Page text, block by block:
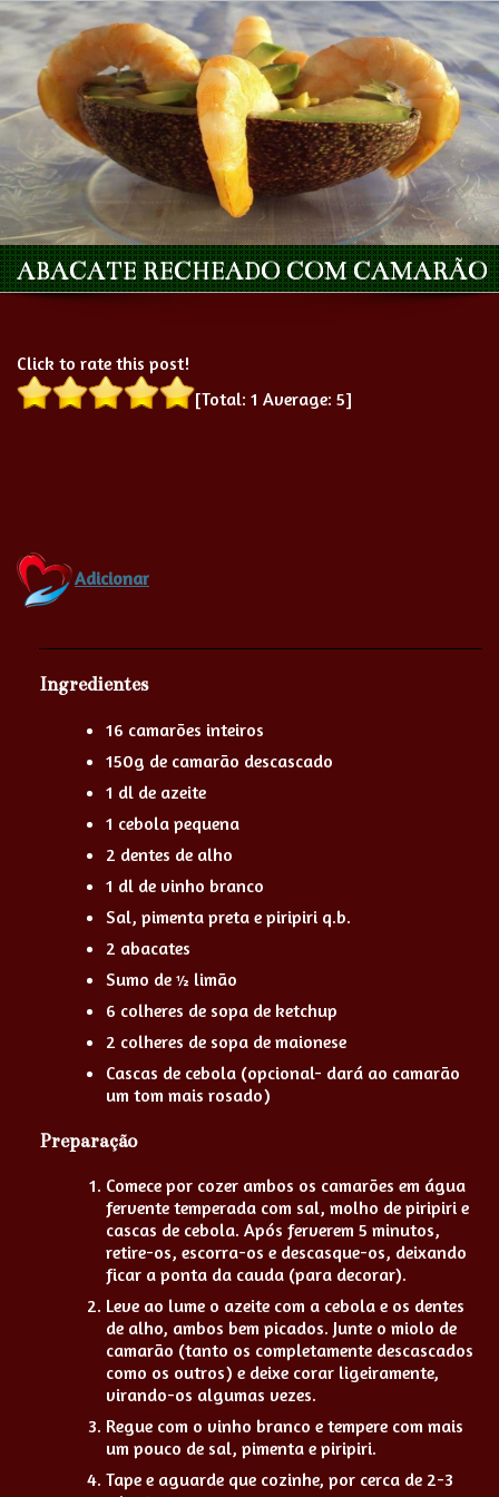
ABACATE RECHEADO COM CAMARÃO
Click to rate this post!
[Total: 1 Average: 5]
Adicionar
Ingredientes
16 camarões inteiros
150g de camarão descascado
1 dl de azeite
1 cebola pequena
2 dentes de alho
1 dl de vinho branco
Sal, pimenta preta e piripiri q.b.
2 abacates
Sumo de ½ limão
6 colheres de sopa de ketchup
2 colheres de sopa de maionese
Cascas de cebola (opcional- dará ao camarão
um tom mais rosado)
Preparação
Comece por cozer ambos os camarões em água
fervente temperada com sal, molho de piripiri e
cascas de cebola. Após ferverem 5 minutos,
retire-os, escorra-os e descasque-os, deixando
ficar a ponta da cauda (para decorar).
Leve ao lume o azeite com a cebola e os dentes
de alho, ambos bem picados. Junte o miolo de
camarão (tanto os completamente descascados
como os outros) e deixe corar ligeiramente,
virando-os algumas vezes.
Regue com o vinho branco e tempere com mais
um pouco de sal, pimenta e piripiri.
Tape e aguarde que cozinhe, por cerca de 2-3